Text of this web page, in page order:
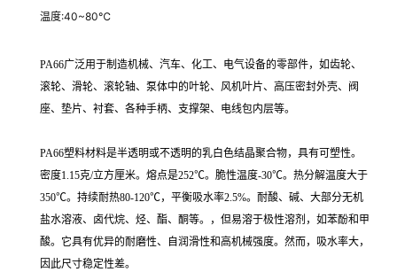
温度:40~80℃
PA66广泛用于制造机械、汽车、化工、电气设备的零部件，如齿轮、
滚轮、滑轮、滚轮轴、泵体中的叶轮、风机叶片、高压密封外壳、阀
座、垫片、衬套、各种手柄、支撑架、电线包内层等。
PA66塑料材料是半透明或不透明的乳白色结晶聚合物，具有可塑性。
密度1.15克/立方厘米。熔点是252℃。脆性温度-30℃。热分解温度大于
350℃。持续耐热80-120℃，平衡吸水率2.5%。耐酸、碱、大部分无机
盐水溶液、卤代烷、烃、酯、酮等。，但易溶于极性溶剂，如苯酚和甲
酸。它具有优异的耐磨性、自润滑性和高机械强度。然而，吸水率大，
因此尺寸稳定性差。